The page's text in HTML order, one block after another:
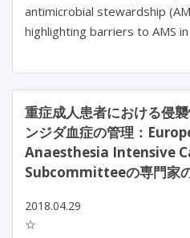
antimicrobial stewardship
highlighting barriers to AMS
重症成人患者における侵
ンジダ血症の管理：
Anaesthesia Intensive
Subcommitteeの専門家
2018.04.29
☆